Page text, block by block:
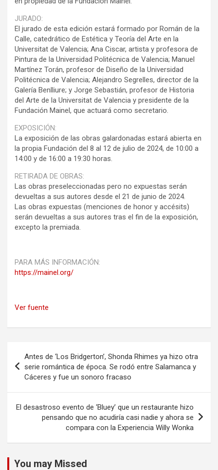
JURADO:
El jurado de esta edición estará formado por Román de la
Calle, catedrático de Estética y Teoría del Arte en la
Universitat de Valencia; Ana Ciscar, artista y profesora de
Pintura de la Universidad Politécnica de Valencia; Manuel
Martínez Torán, profesor de Diseño de la Universidad
Politécnica de Valencia; Alejandro Segrelles, director de la
Galería Benlliure; y Jorge Sebastián, profesor de Historia
del Arte de la Universitat de Valencia y presidente de la
Fundación Mainel, que actuará como secretario.
EXPOSICIÓN:
La exposición de las obras galardonadas estará abierta en
la propia Fundación del 8 al 12 de julio de 2024, de 10:00 a
14:00 y de 16:00 a 19:30 horas.
RETIRADA DE OBRAS:
Las obras preseleccionadas pero no expuestas serán
devueltas a sus autores desde el 21 de junio de 2024.
Las obras expuestas (menciones de honor y accésits)
serán devueltas a sus autores tras el fin de la exposición,
excepto la premiada.
PARA MÁS INFORMACIÓN:
https://mainel.org/
Ver fuente
de
entradas
Antes de ‘Los Bridgerton’, Shonda Rhimes ya hizo otra
serie romántica de época. Se rodó entre Salamanca y
Cáceres y fue un sonoro fracaso
El desastroso evento de ‘Bluey’ que un restaurante hizo
pensando que no acudiría casi nadie y ahora se
compara con la Experiencia Willy Wonka
You may Missed